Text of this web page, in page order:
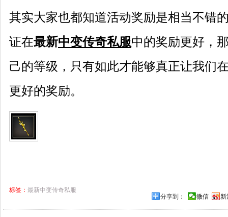
其实大家也都知道活动奖励是相当不错
证在最新中变传奇私服中的奖励更好，
己的等级，只有如此才能够真正让我们
更好的奖励。
标签： 最新中变传奇私服
分享到： 微信 新